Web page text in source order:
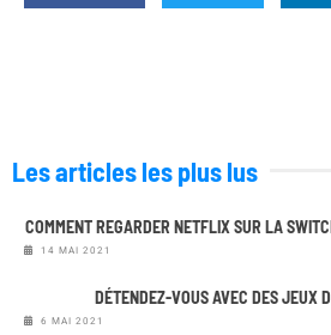
Les articles les plus lus
COMMENT REGARDER NETFLIX SUR LA
14 MAI 2021
DÉTENDEZ-VOUS AVEC DES JEUX
6 MAI 2021